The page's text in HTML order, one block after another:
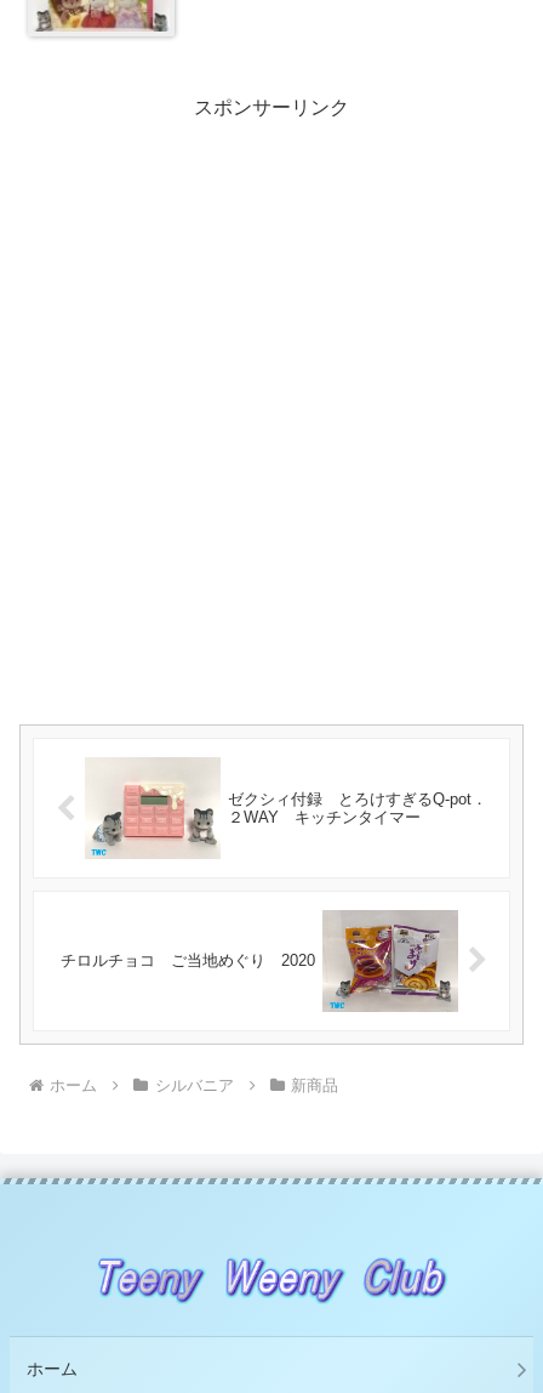
スポンサーリンク
ゼクシィ付録 とろけすぎるQ-pot．
２WAY キッチンタイマー
チロルチョコ ご当地めぐり 2020
ホーム シルバニア 新商品
ホーム